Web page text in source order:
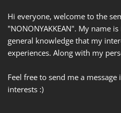
Hi everyone, welcome to the
"NONONYAKKEAN". My name
general knowledge that my
experiences. Along with my
Feel free to send me a
interests :)